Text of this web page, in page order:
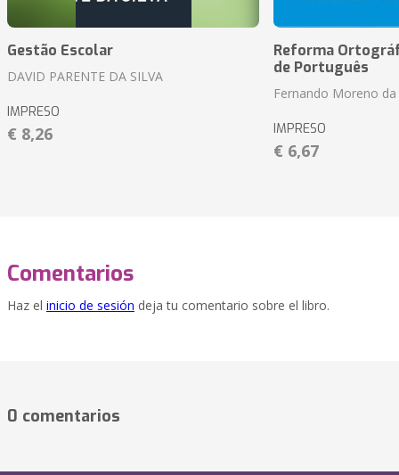
Gestão Escolar
DAVID PARENTE DA SILVA
IMPRESO
€ 8,26
Reforma
de Português
Fernando Moreno da
IMPRESO
€ 6,67
Comentarios
Haz el inicio de sesión deja tu comentario sobre el libro.
0 comentarios